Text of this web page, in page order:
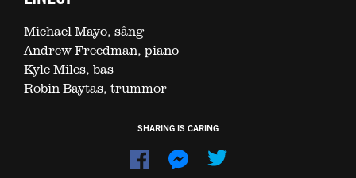
Michael Mayo, sång
Andrew Freedman, piano
Kyle Miles, bas
Robin Baytas, trummor
SHARING IS CARING
Dela
Dela